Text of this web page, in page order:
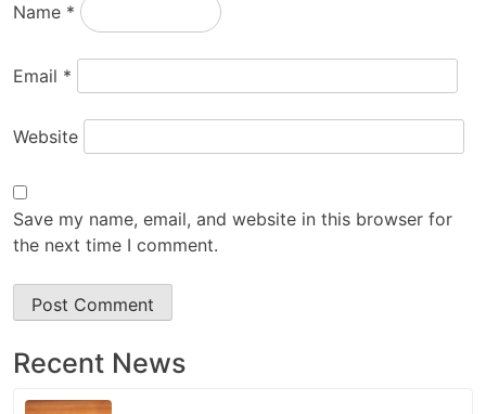
Name *
Email *
Website
Save my name, email, and website in this browser for
the next time I comment.
Recent News